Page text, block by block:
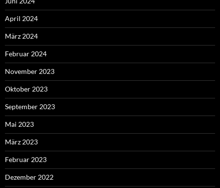
April 2024
März 2024
Februar 2024
November 2023
Oktober 2023
September 2023
Mai 2023
März 2023
Februar 2023
Dezember 2022